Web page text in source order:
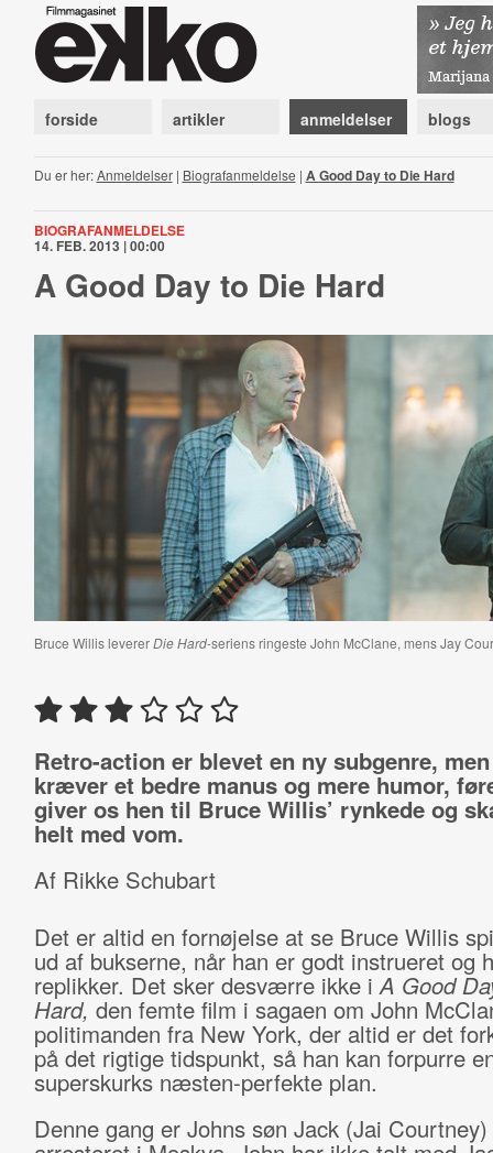
forside artikler anmeldelser blogs
Du er her:Anmeldelser| Biografanmeldelse | A Good Day to Die Hard
BIOGRAFANMELDELSE
14. FEB. 2013 | 00:00
A Good Day to Die Hard
Bruce Willis levererDie Hard-seriens ringeste John McClane, mens Jay
Retro-action er blevet en ny subgenre,
kræver et bedre manus og mere humor,
giver os hen til Bruce Willis’ rynkede og
helt med vom.
Af Rikke Schubart
Det er altid en fornøjelse at se Bruce Willis
ud af bukserne, når han er godt instrueret og
replikker. Det sker desværre ikke iA Good
Hard, den femte film i sagaen om John
politimanden fra New York, der altid er det
på det rigtige tidspunkt, så han kan forpurre
superskurks næsten-perfekte plan.
Denne gang er Johns søn Jack (Jai